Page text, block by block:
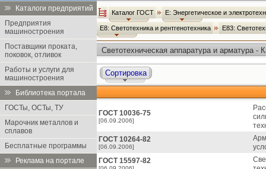
Каталоги предприятий
Предприятия
машиностроения
Поставщики проката,
поковок, отливок
Работы и услуги для
машиностроения
Библиотека портала
ГОСТы, ОСТы, ТУ
Марочник металлов и
сплавов
Бесплатные программы
Реклама на портале
Каталог ГОСТ Е: Энергетическое и
Е8: Светотехника и рентгенотехника Е83:
Светотехническая аппаратура и арматура -
Сортировка
ГОСТ 10036-75
[06.09.2006]
ГОСТ 10264-82
[06.09.2006]
ГОСТ 15597-82